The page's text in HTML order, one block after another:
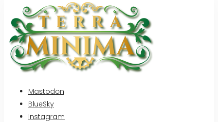
Mastodon
BlueSky
Instagram